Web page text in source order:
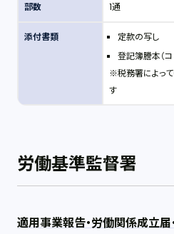
部数 1通
添付書類
定款の写し
登記簿謄本（コ
※税務署によっ
す
労働基準監督署
適用事業報告・労働関係成立届